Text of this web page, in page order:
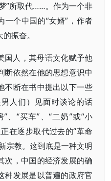
”所取代……。作为一个非
一个中国的“女婿”，作者
振奋。
国人，其母语文化赋予他
断依然在他的思想意识中
不断在书中提出以下一些
人们）见面时谈论的话
、“买车”、“二奶”或“小
在逐步取代过去的“革命
宗教。这到底是一种文明
次，中国的经济发展的确
种发展是以普遍的政府官